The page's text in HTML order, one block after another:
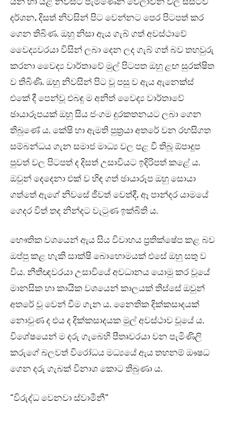
දර්ශන, දිසත් නිවසින් පිට වෙන්නට පෙර පිටපත් කර
ගෙන තිබිණ. ඔහු නිසා ඇය ගැබ් ගත් අවස්ථාවේ
වෛද්‍යවරයා විසින් ලබා දෙන ලද ගැබ් ගත් බව තහවුරු
කරනා වෛද්‍ය වාර්තාවේ මුල් පිටපත ඔහු ළඟ සුරක්ෂිත
ව තිබිණි. ඔහු නිවසින් පිට වූ පසු ව ඇය ඇනෙක්ස්
එකේ දී පෙන්වූ එබඳු ම අනිත් වෛද්‍ය වාර්තාවේ
ඡායාරූපයක් ඔහු සිය ජංගම දුරකතනයට ලබා ගෙන
තිබුණේ ය. කේෂි හා ඇමති පුත්‍රයා අතරේ වන රහසිගත
සම්බන්ධය ගැන සමාජ මාධ්‍ය වල පළ වී තිබූ ඕපාදූප
පුවත් වල පිටපත් ද දිසත් උසාවියට ඉදිරිපත් කළේ ය.
ඔවුන් දෙදෙනා එක් ව හිඳ ගත් ඡායාරූප ඔහු සොයා
ගත්තේ ඇගේ නිවසේ ජීවත් වෙත්දී, ඈ පාන්දර යාමයේ
ගෙදර විත් තද නින්දට වැටුණ ඉක්බිති ය.
භෞතික වශයෙන් ඇය සිය විවාහය ප්‍රතික්ෂේප කළ බව
ඔප්පු කළ හැකි සාක්ෂි බොහොමයක් එසේ ඔහු සතු ව
විය. නීතීඥවරයා උසාවියේ අවධානය යොමු කර වූයේ
මානසික හා කායික වශයෙන් කාලයක් තිස්සේ ඔවුන්
අතරේ වූ වෙන් වීම ගැන ය. නෛතික දික්කසාදයක්
නොවුණ ද එය ද දික්කසාදයක මුල් අවස්ථාව වූයේ ය.
විශේෂයෙන් ම දරු ගැබෙහි පීතෘවරයා වන පැමිණිලි
කරුගේ බලවත් විරෝධය මධ්‍යයේ ඇය තහනම් ඖෂධ
ගෙන දරු ගැබක් විනාශ කොට තිබුණා ය.
“විරුද්ධ වෙනවා ස්වාමීනී”